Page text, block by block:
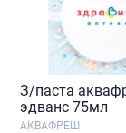
З/паста
эдванс 75мл
АКВАФРЕШ